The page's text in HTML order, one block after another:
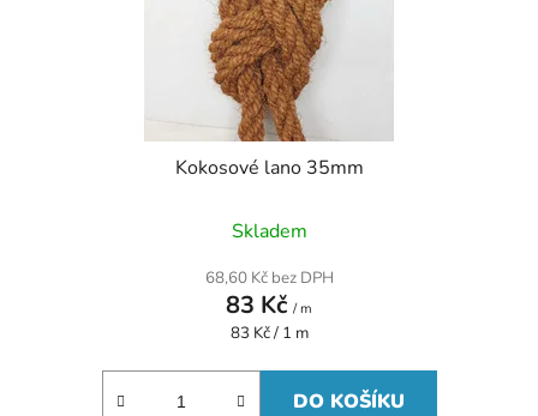
Kokosové lano 35mm
Skladem
68,60 Kč bez DPH
83 Kč / m
Měrná
83 Kč / 1 m
DO KOŠÍKU